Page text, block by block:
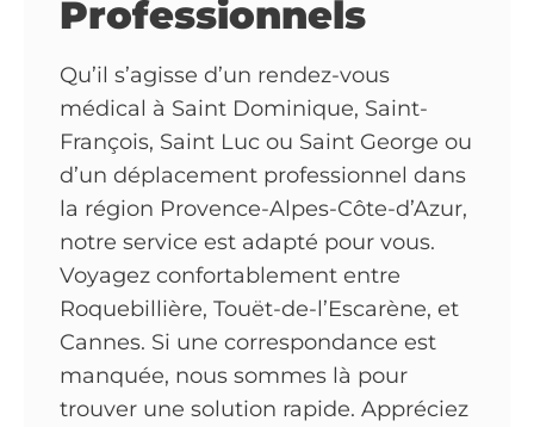
Professionnels
Qu’il s’agisse d’un rendez-vous
médical à Saint Dominique, Saint-
François, Saint Luc ou Saint George ou
d’un déplacement professionnel dans
la région Provence-Alpes-Côte-d’Azur,
notre service est adapté pour vous.
Voyagez confortablement entre
Roquebillière, Touët-de-l’Escarène, et
Cannes. Si une correspondance est
manquée, nous sommes là pour
trouver une solution rapide. Appréciez